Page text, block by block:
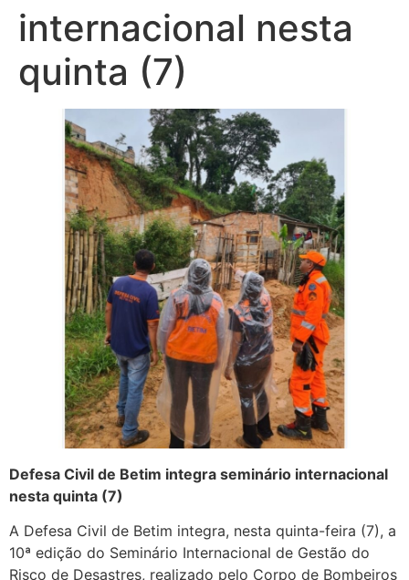
internacional nesta
quinta (7)
Defesa Civil de Betim integra seminário internacional
nesta quinta (7)
A Defesa Civil de Betim integra, nesta quinta-feira (7), a
10ª edição do Seminário Internacional de Gestão do
Risco de Desastres, realizado pelo Corpo de Bombeiros